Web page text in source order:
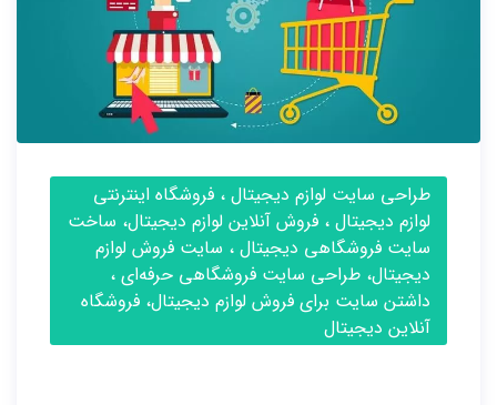
طراحی سایت لوازم دیجیتال ، فروشگاه اینترنتی
لوازم دیجیتال ، فروش آنلاین لوازم دیجیتال، ساخت
سایت فروشگاهی دیجیتال ، سایت فروش لوازم
دیجیتال، طراحی سایت فروشگاهی حرفه‌ای ،
داشتن سایت برای فروش لوازم دیجیتال، فروشگاه
آنلاین دیجیتال